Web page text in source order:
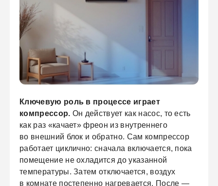
Ключевую роль в процессе играет
компрессор. Он действует как насос, то есть
как раз «качает» фреон из внутреннего
во внешний блок и обратно. Сам компрессор
работает циклично: сначала включается, пока
помещение не охладится до указанной
температуры. Затем отключается, воздух
в комнате постепенно нагревается. После —